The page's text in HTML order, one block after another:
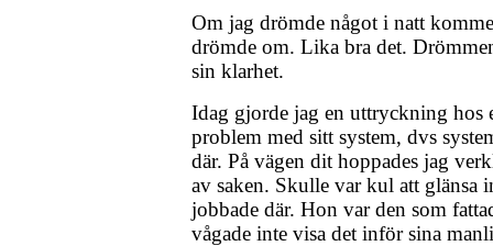
Om jag drömde något i natt
drömde om. Lika bra det.
sin klarhet.
Idag gjorde jag en uttryckning hos
problem med sitt system, dvs
där. På vägen dit hoppades jag
av saken. Skulle var kul att glänsa
jobbade där. Hon var den som
vågade inte visa det inför sina